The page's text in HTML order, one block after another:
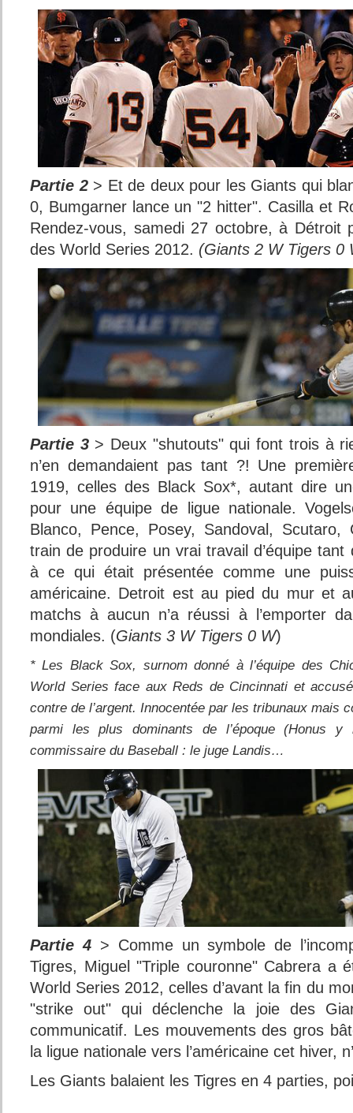
Partie 2> Et de deux pour les Giants qui
0, Bumgarner lance un "2 hitter". Casilla et
Rendez-vous, samedi 27 octobre, à Détroit
des World Series 2012. (Giants 2 W Tigers 0
Partie 3> Deux "shutouts" qui font trois à
n’en demandaient pas tant ?! Une
1919, celles des Black Sox*, autant dire
pour une équipe de ligue nationale.
Blanco, Pence, Posey, Sandoval,
train de produire un vrai travail d’équipe tant
à ce qui était présentée comme une
américaine. Detroit est au pied du mur et
matchs à aucun n’a réussi à l’emporter
mondiales. (Giants 3 W Tigers 0 W)
* Les Black Sox, surnom donné à l’équipe des
World Series face aux Reds de Cincinnati et
contre de l’argent. Innocentée par les tribunaux mais
parmi les plus dominants de l’époque (Honus y
commissaire du Baseball : le juge Landis…
Partie 4> Comme un symbole de
Tigres, Miguel "Triple couronne" Cabrera a
World Series 2012, celles d’avant la fin du
"strike out" qui déclenche la joie des
communicatif. Les mouvements des gros
la ligue nationale vers l’américaine cet hiver,
Les Giants balaient les Tigres en 4 parties,